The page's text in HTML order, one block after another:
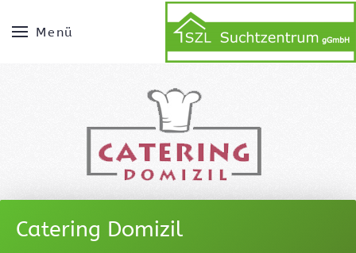
Menü
Catering Domizil